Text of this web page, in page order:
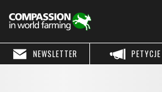
PETYCJE
NEWSLETTER